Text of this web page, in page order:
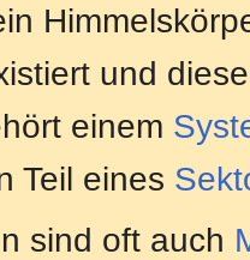
und
einem
Teil eines
sind oft auch